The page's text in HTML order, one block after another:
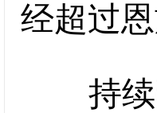
经超过
持续